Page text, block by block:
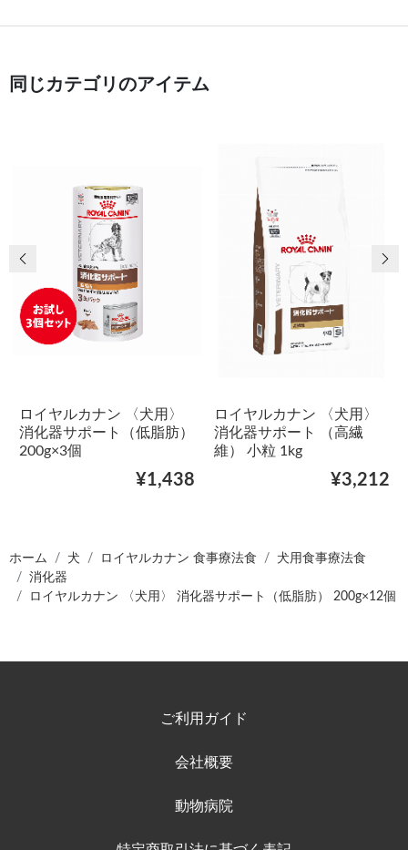
同じカテゴリのアイテム
ロイヤルカナン 〈犬用〉
消化器サポート（低脂肪）
200g×3個
¥1,438
ロイヤルカナン 〈犬用〉
消化器サポート （高繊
維） 小粒 1kg
¥3,212
前の画像 次
ホーム 犬 ロイヤルカナン 食事療法食
犬用食事療法食
消化器
ロイヤルカナン 〈犬用〉 消化器サポート（低脂肪） 200g×12個
ご利用ガイド
会社概要
動物病院